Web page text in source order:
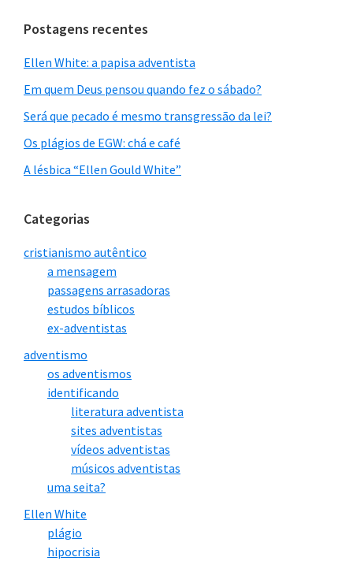
Postagens recentes
Ellen White: a papisa adventista
Em quem Deus pensou quando fez o sábado?
Será que pecado é mesmo transgressão da lei?
Os plágios de EGW: chá e café
A lésbica “Ellen Gould White”
Categorias
cristianismo autêntico
a mensagem
passagens arrasadoras
estudos bíblicos
ex-adventistas
adventismo
os adventismos
identificando
literatura adventista
sites adventistas
vídeos adventistas
músicos adventistas
uma seita?
Ellen White
plágio
hipocrisia